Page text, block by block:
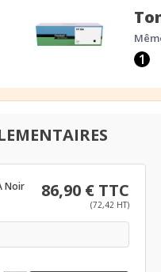
1
Noir 86,90 € TTC
(72,42 HT)